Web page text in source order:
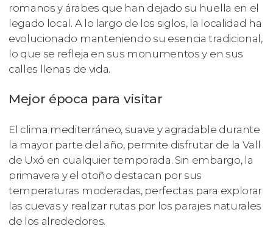
romanos y árabes que han dejado su huella en el
legado local. A lo largo de los siglos, la localidad ha
evolucionado manteniendo su esencia tradicional,
lo que se refleja en sus monumentos y en sus
calles llenas de vida.
Mejor época para visitar
El clima mediterráneo, suave y agradable durante
la mayor parte del año, permite disfrutar de la Vall
de Uxó en cualquier temporada. Sin embargo, la
primavera y el otoño destacan por sus
temperaturas moderadas, perfectas para explorar
las cuevas y realizar rutas por los parajes naturales
de los alrededores.